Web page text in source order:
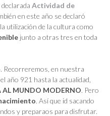
Actividad de
en este año se declaró
utilización de la cultura como
junto a otras tres en toda
Recorreremos, en nuestra
año 921 hasta la actualidad,
AL MUNDO MODERNO. Pero
. Así que id sacando
y preparaos para disfrutar.